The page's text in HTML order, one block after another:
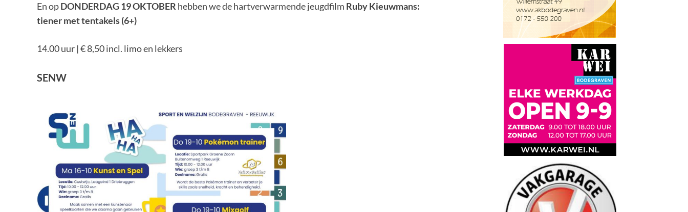
En opDONDERDAG 19 OKTOBER hebben we de hartverwarmende jeugdfilm Ruby Kieuwmans:
tiener met tentakels (6+)
14.00 uur | € 8,50 incl. limo en lekkers
SENW